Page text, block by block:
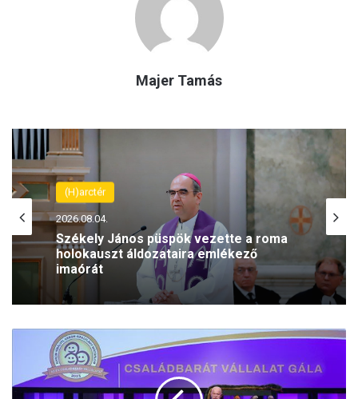
Majer Tamás
(H)arctér
2026.08.04.
Székely János püspök vezette a roma
holokauszt áldozataira emlékező
imaórát
k